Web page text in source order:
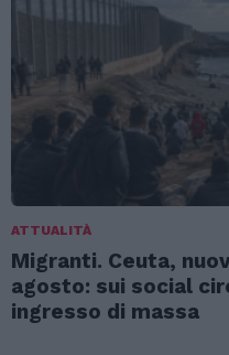
ATTUALITÀ
Migranti. Ceuta,
agosto: sui social
ingresso di massa